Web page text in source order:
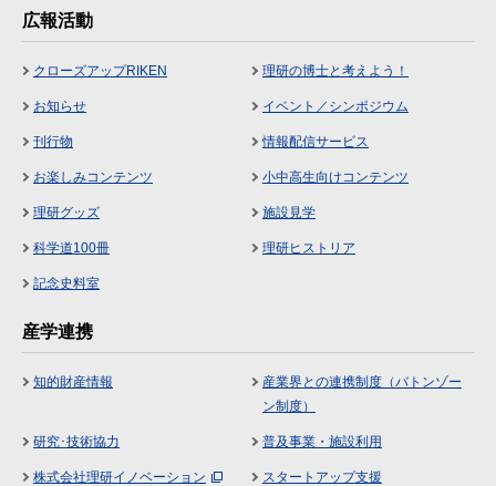
広報活動
クローズアップRIKEN 理研の博士と考えよう！
お知らせ イベント／シンポジウム
刊行物 情報配信サービス
お楽しみコンテンツ 小中高生向けコンテンツ
理研グッズ 施設見学
科学道100冊 理研ヒストリア
記念史料室
産学連携
知的財産情報
産業界との連携制度（バトンゾー
ン制度）
研究･技術協力 普及事業・施設利用
株式会社理研イノベーション スタートアップ支援